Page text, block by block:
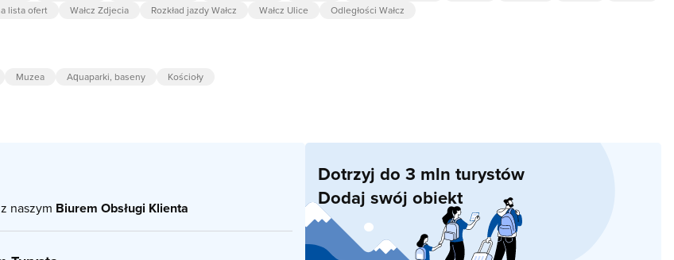
lista ofert Wałcz Zdjecia Rozkład jazdy Wałcz Wałcz Ulice Odległości Wałcz
Muzea Aquaparki, baseny Kościoły
naszym Biurem Obsługi Klienta
Dotrzyj do 3 mln turystów
Dodaj swój obiekt